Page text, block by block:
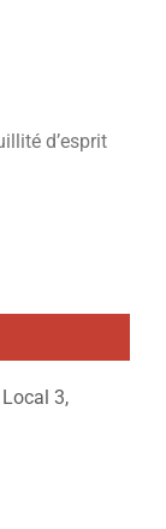
d’esprit
3,